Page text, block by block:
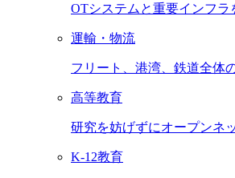
OTシステムと重要インフラ
運輸・物流
フリート、港湾、鉄道全体
高等教育
研究を妨げずにオープンネ
K-12教育